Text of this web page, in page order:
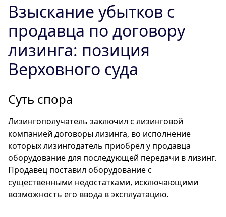
Взыскание убытков с
продавца по договору
лизинга: позиция
Верховного суда
Суть спора
Лизингополучатель заключил с лизинговой
компанией договоры лизинга, во исполнение
которых лизингодатель приобрёл у продавца
оборудование для последующей передачи в лизинг.
Продавец поставил оборудование с
существенными недостатками, исключающими
возможность его ввода в эксплуатацию.